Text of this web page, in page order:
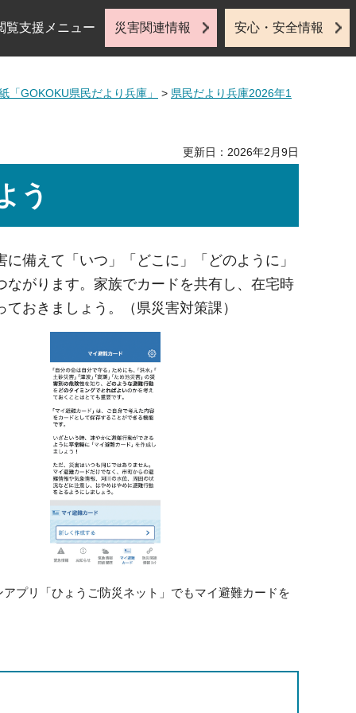
覧支援メニュー 災害関連情報 安心・安全情報
「GOKOKU県民だより兵庫」 > 県民だより兵庫2026年1
更新日：2026年2月9日
う
備えて「いつ」「どこに」「どのように」
がります。家族でカードを共有し、在宅時
おきましょう。（県災害対策課）
プリ「ひょうご防災ネット」でもマイ避難カードを